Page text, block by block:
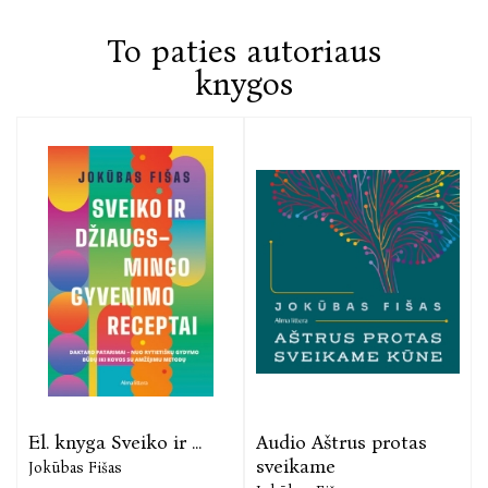
To paties autoriaus
knygos
El. knyga Sveiko ir ...
Jokūbas Fišas
Audio Aštrus protas
sveikame